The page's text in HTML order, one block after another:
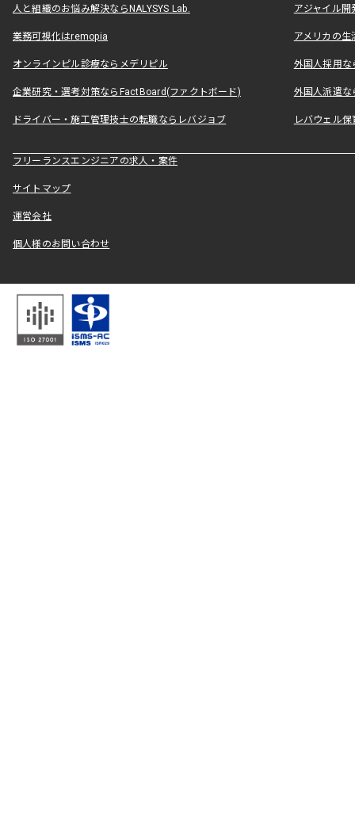
人と組織のお悩み解決ならNALYSYS Lab. アジャイル
業務可視化はremopia アメリカの
オンラインピル診療ならメデリピル 外国人採用
企業研究・選考対策ならFactBoard(ファクトボード) 外国人派遣な
ドライバー・施工管理技士の転職ならレバジョブ レバウェル
フリーランスエンジニアの求人・案件
サイトマップ
運営会社
個人様のお問い合わせ